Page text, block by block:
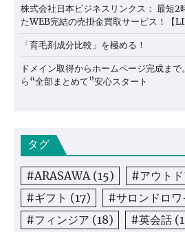
株式会社日本ビジネスリンクス： 最短2
たWEB完結の売掛金買取サービス！【
「育毛剤成分比較」を極める！
ドメイン取得からホームページ完成ま
ら“全部まとめて”安心スタート
タグ
#ARASAWA (15) #アウト
#ギフト (17) #サロンドロワ
#フィンジア (18) #英会話